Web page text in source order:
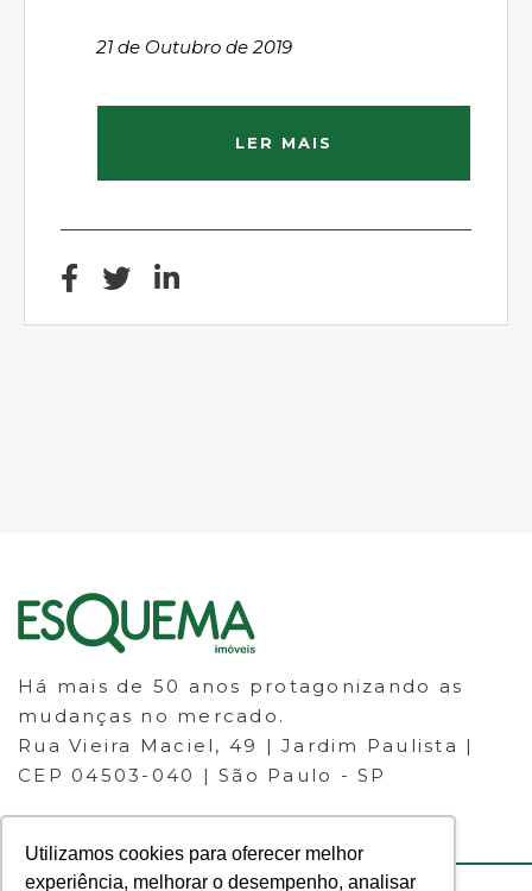
Utilizamos cookies para oferecer melhor
experiência, melhorar o desempenho, analisar
21 de Outubro de 2019
LER MAIS
Há mais de 50 anos protagonizando as
mudanças no mercado.
Rua Vieira Maciel, 49 | Jardim Paulista |
CEP 04503-040 | São Paulo - SP